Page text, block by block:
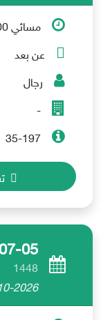
مسائي 19:00 - 21:00
عن بعد
رجال
-
35-197
07-05
1448
2026